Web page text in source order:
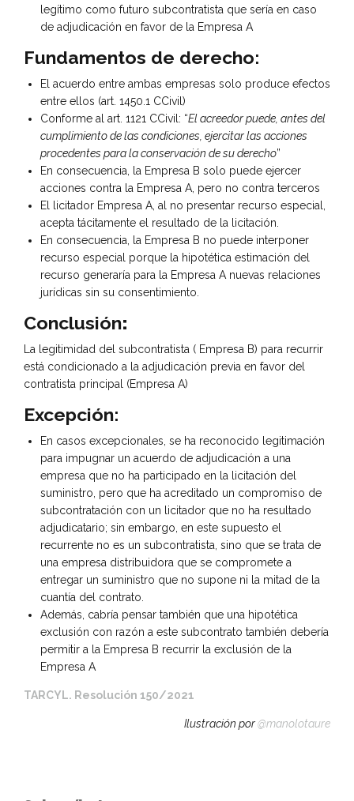
legítimo como futuro subcontratista que sería en caso
de adjudicación en favor de la Empresa A
Fundamentos de derecho:
El acuerdo entre ambas empresas solo produce efectos
entre ellos (art. 1450.1 CCivil)
Conforme al art. 1121 CCivil: “El acreedor puede, antes del
cumplimiento de las condiciones, ejercitar las acciones
procedentes para la conservación de su derecho”
En consecuencia, la Empresa B solo puede ejercer
acciones contra la Empresa A, pero no contra terceros
El licitador Empresa A, al no presentar recurso especial,
acepta tácitamente el resultado de la licitación.
En consecuencia, la Empresa B no puede interponer
recurso especial porque la hipotética estimación del
recurso generaría para la Empresa A nuevas relaciones
jurídicas sin su consentimiento.
Conclusión:
La legitimidad del subcontratista ( Empresa B) para recurrir
está condicionado a la adjudicación previa en favor del
contratista principal (Empresa A)
Excepción:
En casos excepcionales, se ha reconocido legitimación
para impugnar un acuerdo de adjudicación a una
empresa que no ha participado en la licitación del
suministro, pero que ha acreditado un compromiso de
subcontratación con un licitador que no ha resultado
adjudicatario; sin embargo, en este supuesto el
recurrente no es un subcontratista, sino que se trata de
una empresa distribuidora que se compromete a
entregar un suministro que no supone ni la mitad de la
cuantía del contrato.
Además, cabría pensar también que una hipotética
exclusión con razón a este subcontrato también debería
permitir a la Empresa B recurrir la exclusión de la
Empresa A
TARCYL. Resolución 150/2021
Ilustración por@manolotaure